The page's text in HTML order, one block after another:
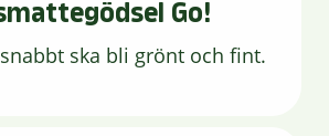
Go!
ska bli grönt och fint.